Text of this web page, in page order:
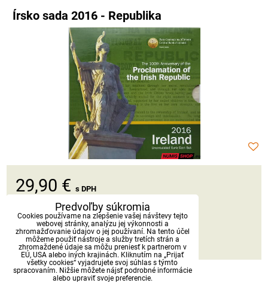
Írsko sada 2016 - Republika
29,90 € s DPH
Dostupnosť:Skladom
ks DO KOŠÍKA
Predvoľby súkromia
Cookies používame na zlepšenie vašej návštevy tejto
webovej stránky, analýzu jej výkonnosti a
zhromažďovanie údajov o jej používaní. Na tento účel
môžeme použiť nástroje a služby tretích strán a
zhromaždené údaje sa môžu preniesť k partnerom v
EÚ, USA alebo iných krajinách. Kliknutím na „Prijať
všetky cookies“ vyjadrujete svoj súhlas s týmto
spracovaním. Nižšie môžete nájsť podrobné informácie
alebo upraviť svoje preferencie.